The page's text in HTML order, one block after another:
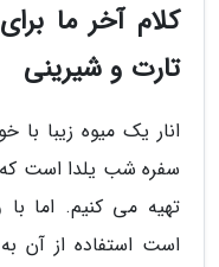
کلام آخر ما
تارت و شیرینی
انار یک میوه زیبا
سفره شب یلدا است که
تهیه می کنیم. اما
است استفاده از آن